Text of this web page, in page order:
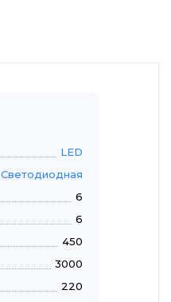
LED
Светодиодная
6
6
450
3000
220